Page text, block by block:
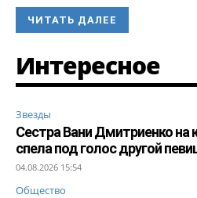
ЧИТАТЬ ДАЛЕЕ
Интересное
Звезды
Сестра Вани Дмитриенко на
спела под голос другой
04.08.2026 15:54
Общество